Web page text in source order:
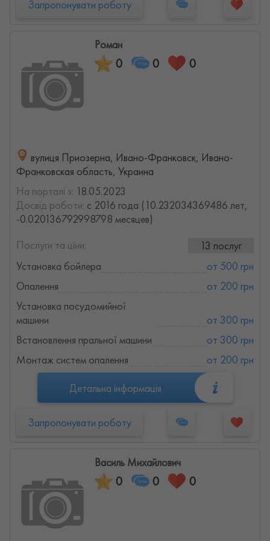
Запропонувати роботу
Роман
0 0 0
вулиця Приозерна, Ивано-Франковск, Ивано-
Франковская область, Украина
На порталі з: 18.05.2023
Досвід роботи: с 2016 года (10.232034369486 лет,
-0.020136792998798 месяцев)
Послуги та ціни:
13 послуг
Установка бойлера
от 500 грн
Опалення
от 200 грн
Установка посудомийної
машини
от 300 грн
Встановлення пральної машини
от 300 грн
Монтаж систем опалення
от 200 грн
Детальна інформація
Запропонувати роботу
Василь Михайлович
0 0 0